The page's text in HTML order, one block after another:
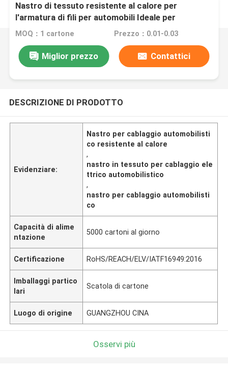
Nastro di tessuto resistente al calore per
l'armatura di fili per automobili Ideale per
avvolgere e fissare i cablaggi elettrici negli
MOQ：1 cartone Prezzo：0.01-0.03
Miglior prezzo Contattici
DESCRIZIONE DI PRODOTTO
Evidenziare:
Nastro per cablaggio automobilisti
co resistente al calore
,
nastro in tessuto per cablaggio ele
ttrico automobilistico
,
nastro per cablaggio automobilisti
co
Capacità di alime
ntazione
5000 cartoni al giorno
Certificazione RoHS/REACH/ELV/IATF16949:2016
Imballaggi partico
lari
Scatola di cartone
Luogo di origine GUANGZHOU CINA
Osservi più